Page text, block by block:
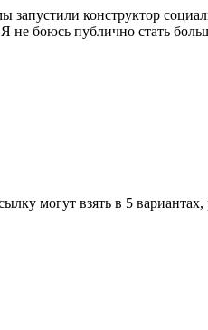
конструктор
боюсь публично стать
могут взять в 5